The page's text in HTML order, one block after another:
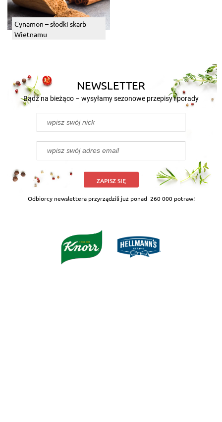
Cynamon – słodki skarb
Wietnamu
NEWSLETTER
Bądź na bieżąco – wysyłamy sezonowe przepisy i porady
ZAPISZ SIĘ
Odbiorcy newslettera przyrządzili już ponad 260 000 potraw!